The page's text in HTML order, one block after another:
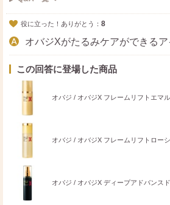
役に立った！ありがとう： 8
オバジXがたるみケアができるア
この回答に登場した商品
オバジ / オバジX フレームリフトエマ
オバジ / オバジX フレームリフトロー
オバジ / オバジX ディープアドバンス